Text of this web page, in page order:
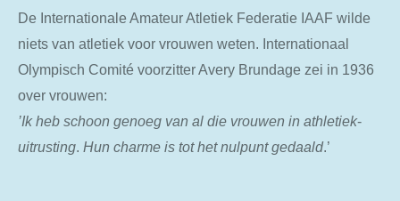
De Internationale Amateur Atletiek Federatie IAAF wilde
niets van atletiek voor vrouwen weten. Internationaal
Olympisch Comité voorzitter Avery Brundage zei in 1936
over vrouwen:
’Ik heb schoon genoeg van al die vrouwen in athletiek-
uitrusting. Hun charme is tot het nulpunt gedaald.’